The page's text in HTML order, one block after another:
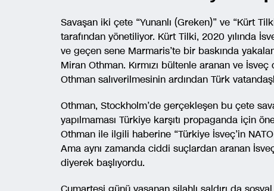
Savaşan iki çete “Yunanlı (Greken)” ve “Kürt
tarafından yönetiliyor. Kürt Tilki, 2020 yılında
ve geçen sene Marmaris’te bir baskında
Miran Othman. Kırmızı bültenle aranan ve
Othman salıverilmesinin ardından Türk
Othman, Stockholm’de gerçekleşen bu çete
yapılmaması Türkiye karşıtı propaganda için
Othman ile ilgili haberine “Türkiye İsveç’in
Ama aynı zamanda ciddi suçlardan aranan
diyerek başlıyordu.